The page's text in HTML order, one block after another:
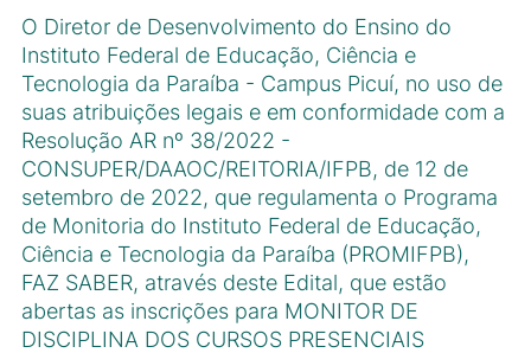
O Diretor de Desenvolvimento do Ensino do
Instituto Federal de Educação, Ciência e
Tecnologia da Paraíba - Campus Picuí, no uso de
suas atribuições legais e em conformidade com a
Resolução AR nº 38/2022 -
CONSUPER/DAAOC/REITORIA/IFPB, de 12 de
setembro de 2022, que regulamenta o Programa
de Monitoria do Instituto Federal de Educação,
Ciência e Tecnologia da Paraíba (PROMIFPB),
FAZ SABER, através deste Edital, que estão
abertas as inscrições para MONITOR DE
DISCIPLINA DOS CURSOS PRESENCIAIS